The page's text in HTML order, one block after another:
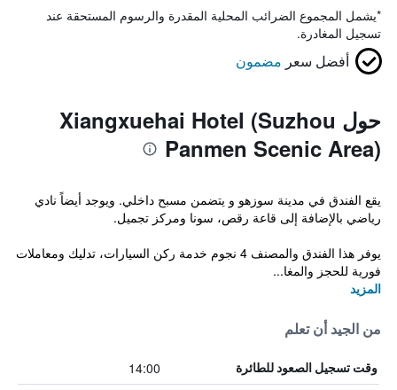
*يشمل المجموع الضرائب المحلية المقدرة والرسوم المستحقة عند
تسجيل المغادرة.
أفضل سعر مضمون
حول Xiangxuehai Hotel (Suzhou
Panmen Scenic Area)
يقع الفندق في مدينة سوزهو و يتضمن مسبح داخلي. ويوجد أيضاً نادي
رياضي بالإضافة إلى قاعة رقص، سونا ومركز تجميل.
يوفر هذا الفندق والمصنف 4 نجوم خدمة ركن السيارات، تدليك ومعاملات
فورية للحجز والمغا...
المزيد
من الجيد أن تعلم
وقت تسجيل الصعود للطائرة 14:00